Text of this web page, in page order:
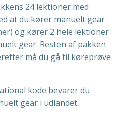
24 lektioner med
at du kører manuelt gear
og kører 2 hele lektioner
gear. Resten af pakken
må du gå til køreprøve
kode bevarer du
gear i udlandet.